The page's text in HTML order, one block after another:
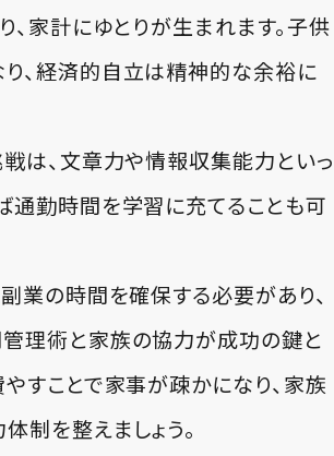
家計にゆとりが生まれます。子供
、経済的自立は精神的な余裕に
は、文章力や情報収集能力といっ
通勤時間を学習に充てることも可
業の時間を確保する必要があり、
理術と家族の協力が成功の鍵と
すことで家事が疎かになり、家族
制を整えましょう。